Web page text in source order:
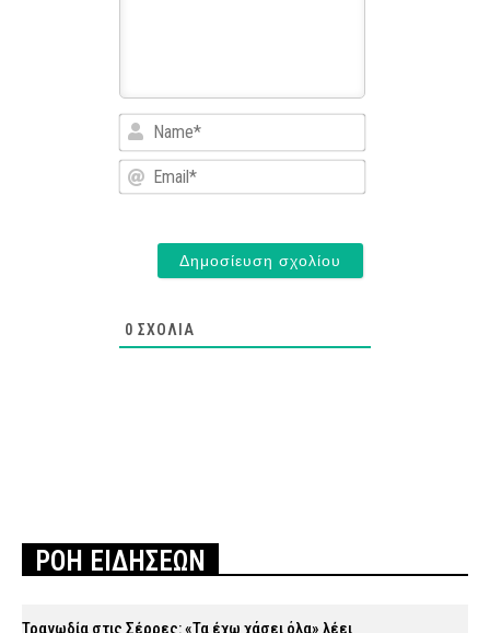
Name*
Email*
0 ΣΧΌΛΙΑ
ΡΟΗ ΕΙΔΗΣΕΩΝ
Τραγωδία στις Σέρρες: «Τα έχω χάσει όλα» λέει